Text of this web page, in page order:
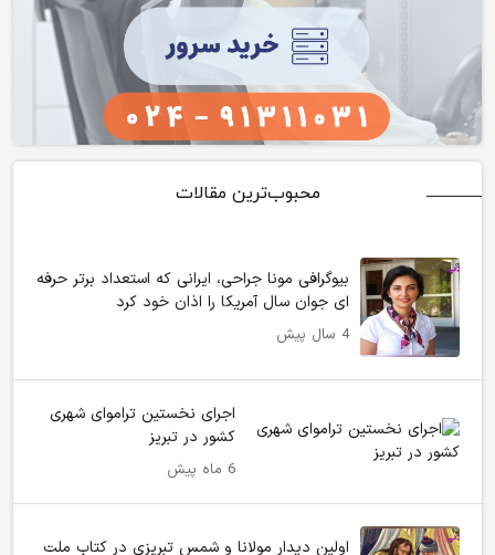
محبوب‌ترین مقالات
بیوگرافی مونا جراحی، ایرانی که استعداد برتر حرفه
ای جوان سال آمریکا را اذان خود کرد
4 سال پیش
اجرای نخستین تراموای شهری
کشور در تبریز
6 ماه پیش
اولین دیدار مولانا و شمس تبریزی در کتاب ملت